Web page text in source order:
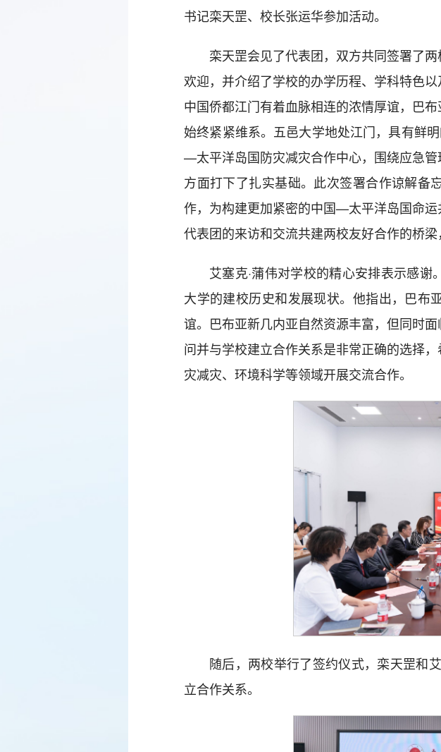
书记栾天罡、校长张运华参加活动。
栾天罡会见了代表团，双方共同签署了
欢迎，并介绍了学校的办学历程、学科特色
中国侨都江门有着血脉相连的浓情厚谊，巴
始终紧紧维系。五邑大学地处江门，具有鲜
—太平洋岛国防灾减灾合作中心，围绕应急
方面打下了扎实基础。此次签署合作谅解
作，为构建更加紧密的中国—太平洋岛国命
代表团的来访和交流共建两校友好合作的桥
艾塞克·蒲伟对学校的精心安排表示感
大学的建校历史和发展现状。他指出，巴布
谊。巴布亚新几内亚自然资源丰富，但同时
问并与学校建立合作关系是非常正确的选择
灾减灾、环境科学等领域开展交流合作。
随后，两校举行了签约仪式，栾天罡和
立合作关系。